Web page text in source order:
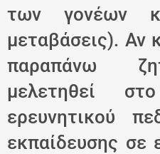
των γονέων
μεταβάσεις). Αν
παραπάνω
μελετηθεί
ερευνητικού
εκπαίδευσης σε